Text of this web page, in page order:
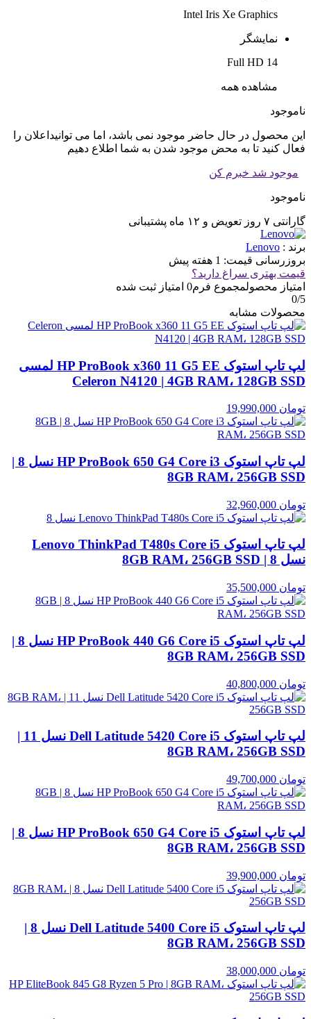
Intel Iris Xe Graphics
نمایشگر
14 Full HD
مشاهده همه
ناموجود
این محصول در حال حاضر موجود نمی باشد، اما می توانیداعلان را
فعال کنید تا به محض موجود شدن به شما اطلاع دهیم
موجود شد خبرم کن
ناموجود
گارانتی ۷ روز تعویض و ۱۲ ماه پشتیبانی
برند : Lenovo
بروزرسانی قیمت: 1 هفته پیش
قیمت بهتری سراغ دارید؟
امتیاز محصولمجموع فرم0 امتیاز ثبت شده
0/5
محصولات مشابه
لپ تاپ استوک HP ProBook x360 11 G5 EE لمسی
Celeron N4120 | 4GB RAM، 128GB SSD
تومان
لپ تاپ استوک HP ProBook 650 G4 Core i3 نسل 8 |
8GB RAM، 256GB SSD
تومان
لپ تاپ استوک Lenovo ThinkPad T480s Core i5
نسل 8 | 8GB RAM، 256GB SSD
تومان
لپ تاپ استوک HP ProBook 440 G6 Core i5 نسل 8 |
8GB RAM، 256GB SSD
تومان
لپ تاپ استوک Dell Latitude 5420 Core i5 نسل 11 |
8GB RAM، 256GB SSD
تومان
لپ تاپ استوک HP ProBook 650 G4 Core i5 نسل 8 |
8GB RAM، 256GB SSD
تومان
لپ تاپ استوک Dell Latitude 5400 Core i5 نسل 8 |
8GB RAM، 256GB SSD
تومان